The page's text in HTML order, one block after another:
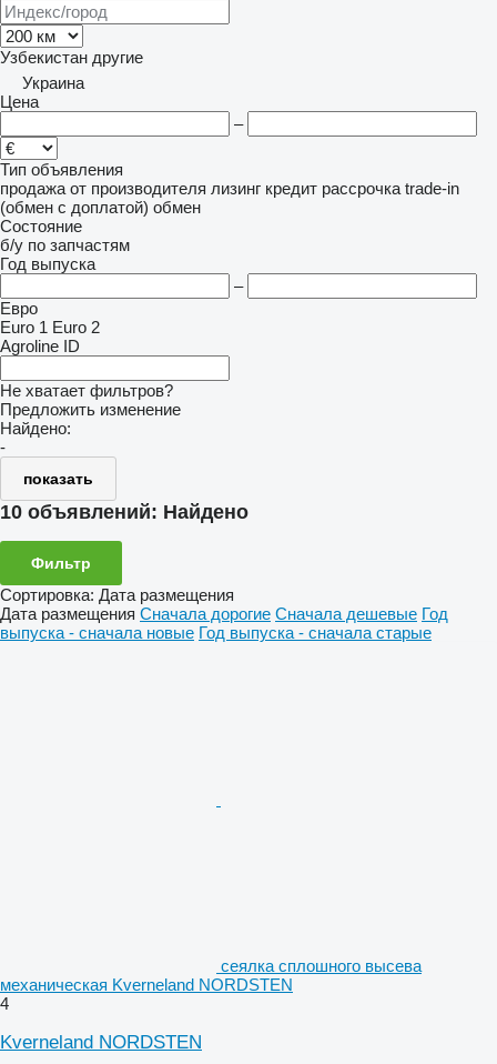
Узбекистан другие
Украина
Цена
–
Тип объявления
продажа от производителя лизинг кредит рассрочка trade-in
(обмен с доплатой) обмен
Состояние
б/у по запчастям
Год выпуска
–
Евро
Euro 1 Euro 2
Agroline ID
Не хватает фильтров?
Предложить изменение
Найдено:
-
показать
10 объявлений: Найдено
Фильтр
Сортировка: Дата размещения
Дата размещения Сначала дорогие Сначала дешевые Год
выпуска - сначала новые Год выпуска - сначала старые
сеялка сплошного высева
механическая Kverneland NORDSTEN
4
Kverneland NORDSTEN